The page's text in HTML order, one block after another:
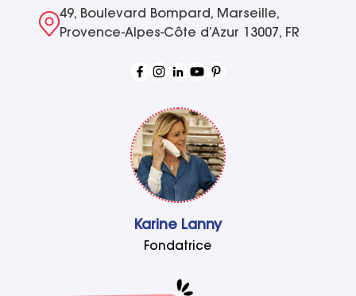
49, Boulevard Bompard, Marseille,
Provence-Alpes-Côte d’Azur 13007, FR
Karine Lanny
Fondatrice